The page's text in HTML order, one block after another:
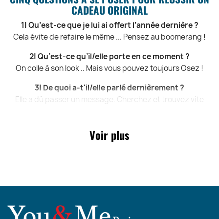
CADEAU ORIGINAL
1| Qu’est-ce que je lui ai offert l’année dernière ?
Cela évite de refaire le même ... Pensez au boomerang !
2| Qu’est-ce qu’il/elle porte en ce moment ?
On colle à son look .. Mais vous pouvez toujours Osez !
3| De quoi a-t'il/elle parlé dernièrement ?
Elle a dû passer un message. Cherchez et trouvez vite
Renseignez-vous, c’est toujours mieux .. Le numéro ?
Voir plus